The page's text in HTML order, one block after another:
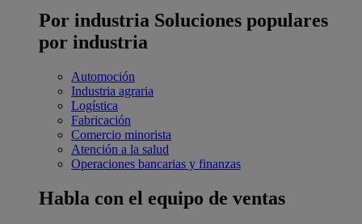
Por industria Soluciones populares
por industria
Automoción
Industria agraria
Logística
Fabricación
Comercio minorista
Atención a la salud
Operaciones bancarias y finanzas
Habla con el equipo de ventas